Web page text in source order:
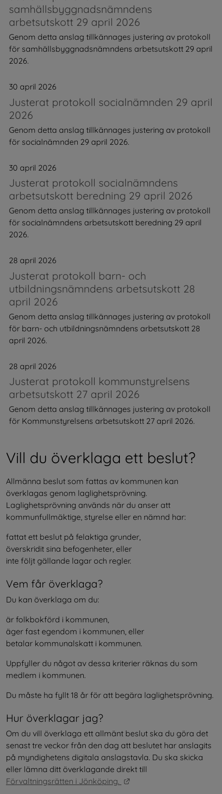
samhällsbyggnadsnämndens
arbetsutskott 29 april 2026
Genom detta anslag tillkännages justering av protokoll
för samhällsbyggnadsnämndens arbetsutskott 29 april
2026.
30 april 2026
Justerat protokoll socialnämnden 29 april
2026
Genom detta anslag tillkännages justering av protokoll
för socialnämnden 29 april 2026.
30 april 2026
Justerat protokoll socialnämndens
arbetsutskott beredning 29 april 2026
Genom detta anslag tillkännages justering av protokoll
för socialnämndens arbetsutskott beredning 29 april
2026.
28 april 2026
Justerat protokoll barn- och
utbildningsnämndens arbetsutskott 28
april 2026
Genom detta anslag tillkännages justering av protokoll
för barn- och utbildningsnämndens arbetsutskott 28
april 2026.
28 april 2026
Justerat protokoll kommunstyrelsens
arbetsutskott 27 april 2026
Genom detta anslag tillkännages justering av protokoll
för Kommunstyrelsens arbetsutskott 27 april 2026.
Vill du överklaga ett beslut?
Allmänna beslut som fattas av kommunen kan
överklagas genom laglighetsprövning.
Laglighetsprövning används när du anser att
kommunfullmäktige, styrelse eller en nämnd har:
fattat ett beslut på felaktiga grunder,
överskridit sina befogenheter, eller
inte följt gällande lagar och regler.
Vem får överklaga?
Du kan överklaga om du:
är folkbokförd i kommunen,
äger fast egendom i kommunen, eller
betalar kommunalskatt i kommunen.
Uppfyller du något av dessa kriterier räknas du som
medlem i kommunen.
Du måste ha fyllt 18 år för att begära laglighetsprövning.
Hur överklagar jag?
Om du vill överklaga ett allmänt beslut ska du göra det
senast tre veckor från den dag att beslutet har anslagits
på myndighetens digitala anslagstavla. Du ska skicka
Förvaltningsrätten i Jönköping.